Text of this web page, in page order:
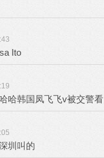
Ito
哈韩国凤飞飞v被交警看
圳叫的